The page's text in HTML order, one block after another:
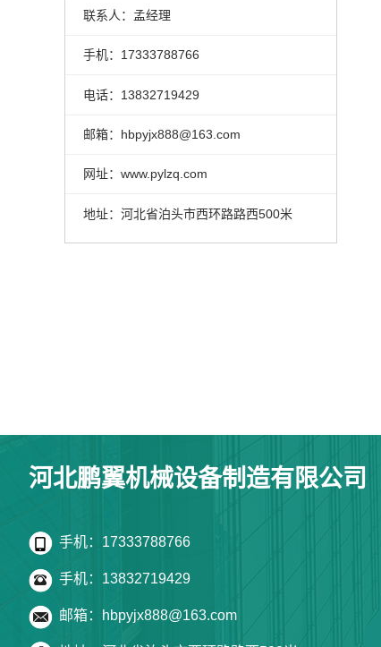
联系人：孟经理
手机：17333788766
电话：13832719429
邮箱：hbpyjx888@163.com
网址：www.pylzq.com
地址：河北省泊头市西环路路西500米
河北鹏翼机械设备制造有限公司
手机：17333788766
手机：13832719429
邮箱：hbpyjx888@163.com